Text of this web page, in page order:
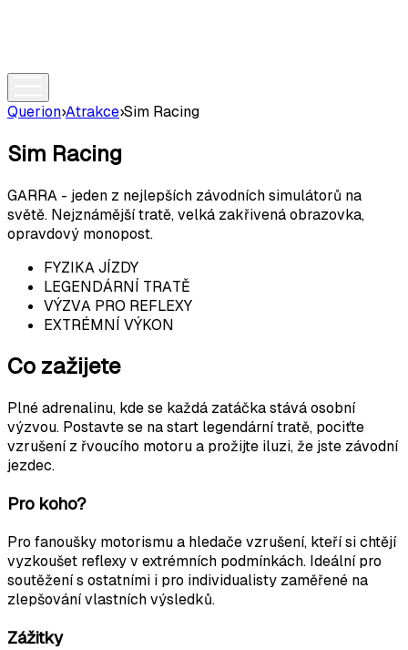
Querion›Atrakce›Sim Racing
Sim Racing
GARRA - jeden z nejlepších závodních simulátorů na
světě. Nejznámější tratě, velká zakřivená obrazovka,
opravdový monopost.
FYZIKA JÍZDY
LEGENDÁRNÍ TRATĚ
VÝZVA PRO REFLEXY
EXTRÉMNÍ VÝKON
Co zažijete
Plné adrenalinu, kde se každá zatáčka stává osobní
výzvou. Postavte se na start legendární tratě, pociťte
vzrušení z řvoucího motoru a prožijte iluzi, že jste závodní
jezdec.
Pro koho?
Pro fanoušky motorismu a hledače vzrušení, kteří si chtějí
vyzkoušet reflexy v extrémních podmínkách. Ideální pro
soutěžení s ostatními i pro individualisty zaměřené na
zlepšování vlastních výsledků.
Zážitky